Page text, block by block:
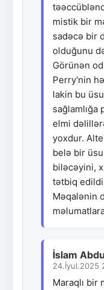
mistik bir
sadəcə bir
olduğunu
Görünən
Perry'nin
lakin bu
sağlamlığa
elmi
yoxdur.
belə bir
biləcəyini,
tətbiq
Məqalənin
İslam
24.İyul.2025
Maraqlı bir